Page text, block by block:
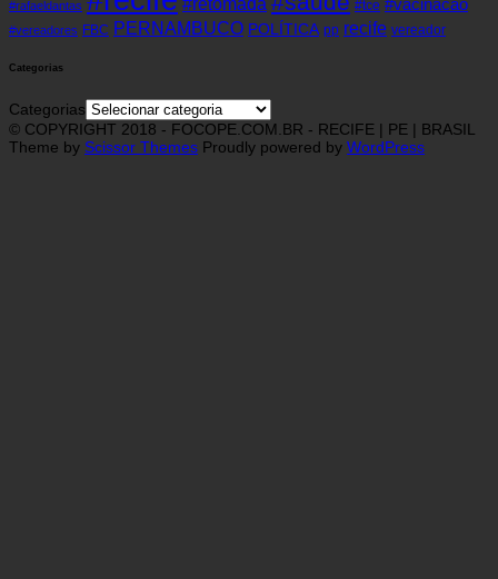
#rafaeldantas #tce #vacinacao
#vereadores FBC PERNAMBUCO POLÍTICA pp recife vereador
Categorias
Categorias
© COPYRIGHT 2018 - FOCOPE.COM.BR - RECIFE | PE | BRASIL
Theme by Scissor Themes Proudly powered by WordPress